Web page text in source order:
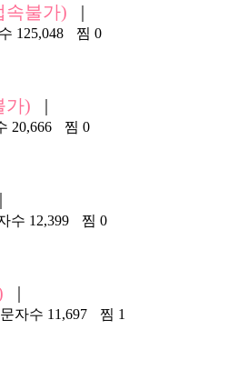
속불가) |
125,048
찜 0
가) |
20,666
찜 0
|
수 12,399
찜 0
|
자수 11,697
찜 1